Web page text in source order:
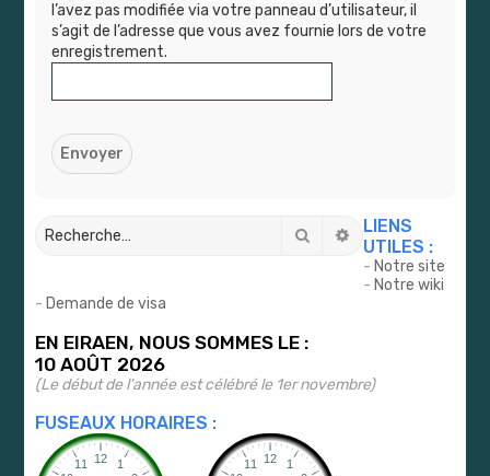
l’avez pas modifiée via votre panneau d’utilisateur, il
s’agit de l’adresse que vous avez fournie lors de votre
enregistrement.
RechercherRecherche
LIENS
UTILES :
- Notre site
- Notre wiki
- Demande de visa
EN EIRAEN, NOUS SOMMES LE :
10 AOÛT 2026
(Le début de l'année est célébré le 1er novembre)
FUSEAUX HORAIRES :